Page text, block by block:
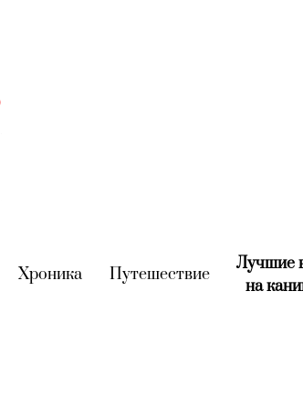
(current)
Хроника (current)
Путешествие(current)
Лучшие
на